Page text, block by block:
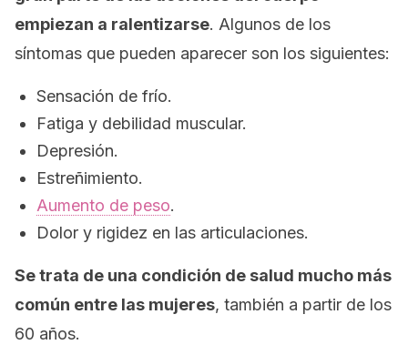
empiezan a ralentizarse. Algunos de los
síntomas que pueden aparecer son los siguientes:
Sensación de frío.
Fatiga y debilidad muscular.
Depresión.
Estreñimiento.
Aumento de peso.
Dolor y rigidez en las articulaciones.
Se trata de una condición de salud mucho más
común entre las mujeres, también a partir de los
60 años.